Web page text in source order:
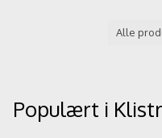
Populært i